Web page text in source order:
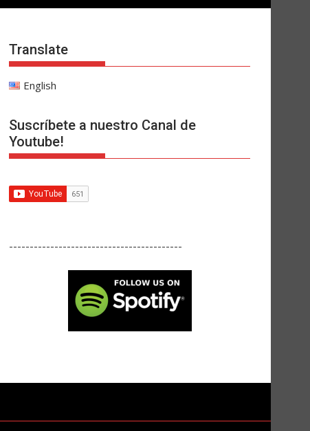
Translate
English
Suscríbete a nuestro Canal de
Youtube!
------------------------------------------